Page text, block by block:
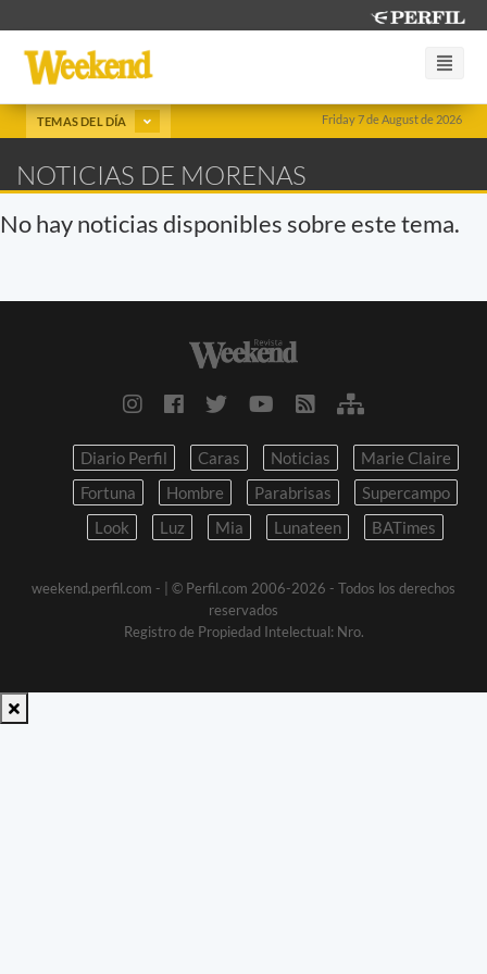
Friday 7 de August de 2026
TEMAS DEL DÍA
NOTICIAS DE MORENAS
No hay noticias disponibles sobre este tema.
Diario Perfil Caras Noticias
Marie Claire
Fortuna
Hombre Parabrisas
Supercampo
Look
Luz Mia Lunateen BATimes
weekend.perfil.com -
| © Perfil.com 2006-2026 - Todos los derechos
reservados
Registro de Propiedad Intelectual: Nro.